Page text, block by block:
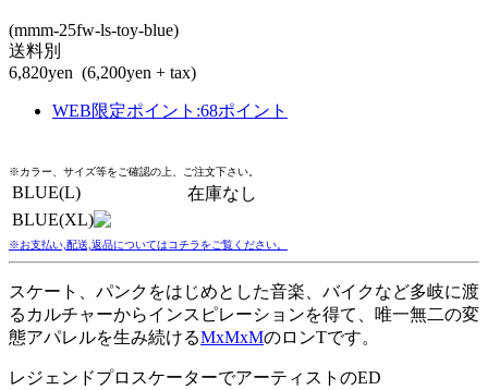
(mmm-25fw-ls-toy-blue)
送料別
6,820yen (6,200yen + tax)
WEB限定ポイント :68ポイント
※カラー、サイズ等をご確認の上、ご注文下さい。
BLUE(L)
在庫なし
BLUE(XL)
※お支払い,配送,返品についてはコチラをご覧ください。
スケート、パンクをはじめとした音楽、バイクなど多岐に渡
るカルチャーからインスピレーションを得て、唯一無二の変
態アパレルを生み続けるMxMxMのロンTです。
レジェンドプロスケーターでアーティストのED